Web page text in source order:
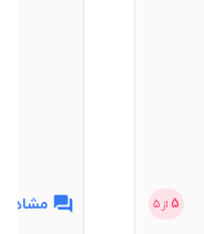
5 از 5 مشاهده 20